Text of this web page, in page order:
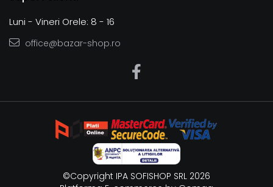
Luni - Vineri Orele: 8 - 16
office@bazar-shop.ro
©Copyright IPA SOFISHOP SRL 2026